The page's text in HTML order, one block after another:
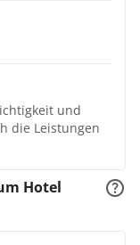
und
die Leistungen
Hotel